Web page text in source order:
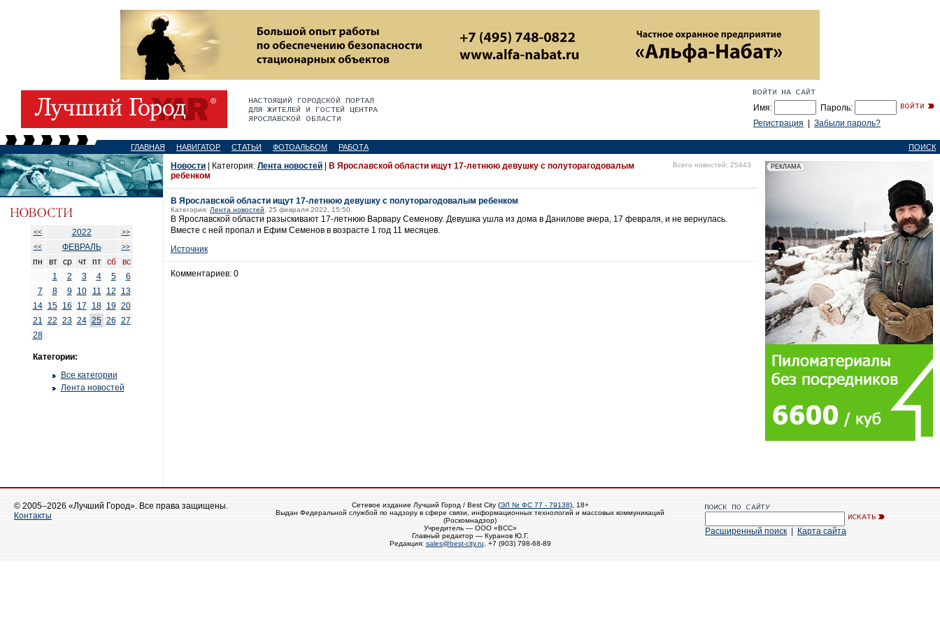
Имя:
Пароль:
Регистрация
Забыли пароль?
ГЛАВНАЯ НАВИГАТОР СТАТЬИ ФОТОАЛЬБОМ РАБОТА ПОИСК
<< 2022
>>
<<
ФЕВРАЛЬ >>
пн вт ср чт пт сб
вс
1
2 3 4 5
6
7
8 9 10 11 12
13
14
15 16 17 18 19 20
21 22 23 24 25 26 27
28
Категории:
Все категории
Лента новостей
Новости | Категория: Лента новостей
В Ярославской области ищут 17-летнюю девушку с полуторагодовалым
ребенком
Всего новостей: 25443
В Ярославской области ищут 17-летнюю девушку с полуторагодовалым ребенком
Категория: Лента новостей , 25 февраля 2022, 15:50
В Ярославской области разыскивают 17-летнюю Варвару Семенову. Девушка ушла из дома в Данилове вчера, 17 февраля, и не вернулась.
Вместе с ней пропал и Ефим Семенов в возрасте 1 год 11 месяцев.
Источник
Комментариев: 0
© 2005–2026 «Лучший Город». Все права защищены.
Контакты
Сетевое издание Лучший Город / Best City (ЭЛ № ФС 77 - 79138), 18+
Выдан Федеральной службой по надзору в сфере связи, информационных технологий и массовых коммуникаций
(Роскомнадзор)
Учредитель — ООО «ВСС»
Главный редактор — Куранов Ю.Г.
Редакция: sales@best-city.ru , +7 (903) 798-68-89
Расширенный поиск Карта сайта